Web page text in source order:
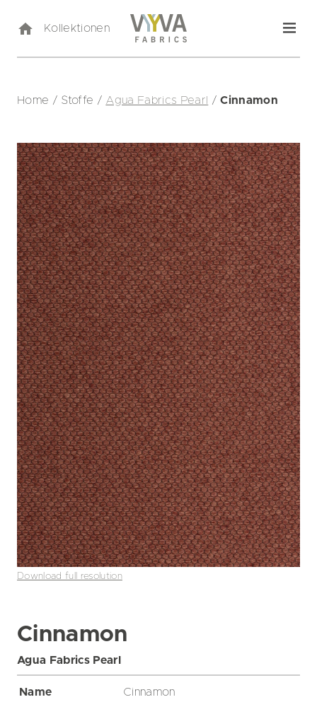
Kollektionen
Home / Stoffe / Agua Fabrics Pearl /Cinnamon
Download full resolution
Cinnamon
Agua Fabrics Pearl
Name
Cinnamon